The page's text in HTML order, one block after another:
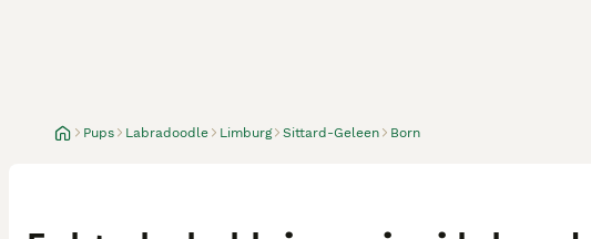
Pups Labradoodle Limburg Sittard-Geleen Born